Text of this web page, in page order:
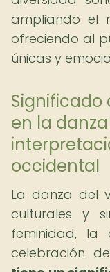
ampliando el
ofreciendo al
únicas y
en la
occidental
La danza del
culturales y
feminidad,
celebración